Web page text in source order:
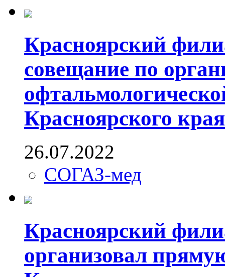
Красноярский
совещание по
Красноярского края
26.07.2022
СОГАЗ-мед
Красноярский
организовал